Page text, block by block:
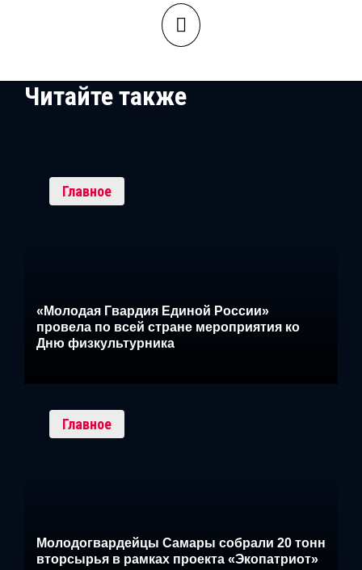
Читайте также
Главное
«Молодая Гвардия Единой России»
провела по всей стране мероприятия ко
Дню физкультурника
Главное
Молодогвардейцы Самары собрали 20 тонн
вторсырья в рамках проекта «Экопатриот»